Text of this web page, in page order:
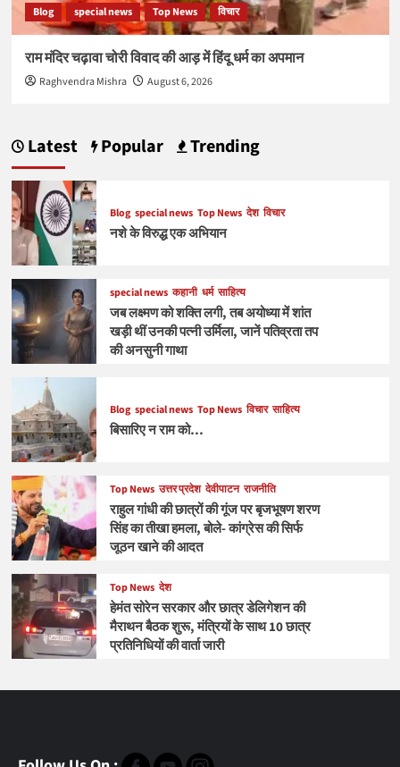
Blog special news Top News विचार
राम मंदिर चढ़ावा चोरी विवाद की आड़ में हिंदू धर्म का अपमान
Raghvendra Mishra August 6, 2026
Latest Popular Trending
Blog special news Top News देश विचार
नशे के विरुद्ध एक अभियान
special news कहानी धर्म साहित्य
जब लक्ष्मण को शक्ति लगी, तब अयोध्या में शांत
खड़ी थीं उनकी पत्नी उर्मिला, जानें पतिव्रता तप
की अनसुनी गाथा
Blog special news Top News विचार साहित्य
बिसारिए न राम को…
Top News उत्तर प्रदेश देवीपाटन राजनीति
राहुल गांधी की छात्रों की गूंज पर बृजभूषण शरण
सिंह का तीखा हमला, बोले- कांग्रेस की सिर्फ
जूठन खाने की आदत
Top News देश
हेमंत सोरेन सरकार और छात्र डेलिगेशन की
मैराथन बैठक शुरू, मंत्रियों के साथ 10 छात्र
प्रतिनिधियों की वार्ता जारी